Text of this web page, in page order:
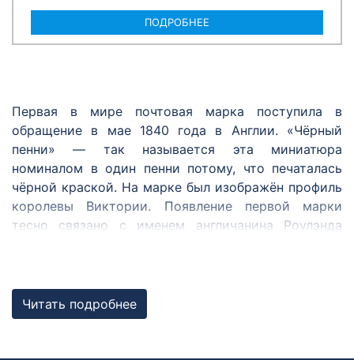
ПОДРОБНЕЕ
Первая в мире почтовая марка поступила в
обращение в мае 1840 года в Англии. «Чёрный
пенни» — так называется эта миниатюра
номиналом в один пенни потому, что печаталась
чёрной краской. На марке был изображён профиль
королевы Виктории. Появление первой марки
тесно связано с именем англичанина Роулэнда
цены почтовой услуги, наклеивающийся на
конверт. И оказался первым, кому удалось идею,
Читать подробнее